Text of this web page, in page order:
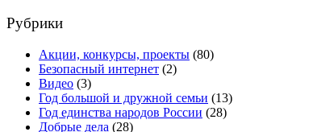
Рубрики
Акции, конкурсы, проекты (80)
Безопасный интернет (2)
Видео (3)
Год большой и дружной семьи (13)
Год единства народов России (28)
Добрые дела (28)